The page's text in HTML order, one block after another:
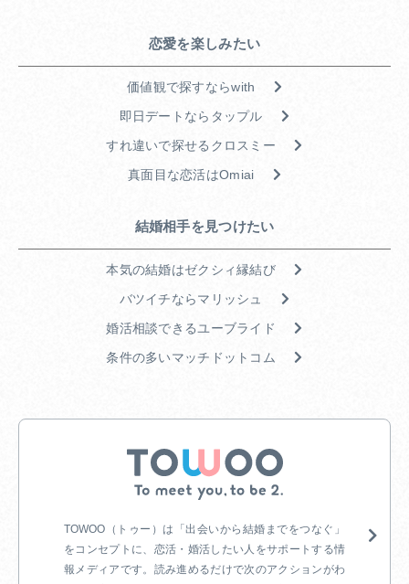
恋愛を楽しみたい
価値観で探すならwith
即日デートならタップル
すれ違いで探せるクロスミー
真面目な恋活はOmiai
結婚相手を見つけたい
本気の結婚はゼクシィ縁結び
バツイチならマリッシュ
婚活相談できるユーブライド
条件の多いマッチドットコム
TOWOO（トゥー）は「出会いから結婚までをつなぐ」
をコンセプトに、恋活・婚活したい人をサポートする情
報メディアです。読み進めるだけで次のアクションがわ